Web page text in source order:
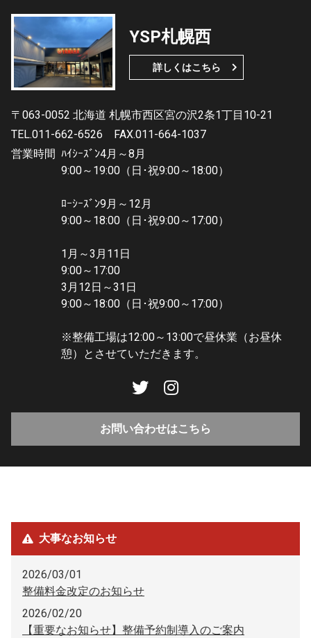
YSP札幌西
詳しくはこちら
〒063-0052 北海道 札幌市西区宮の沢2条1丁目10-21
TEL.011-662-6526
FAX.011-664-1037
営業時間 ﾊｲｼｰｽﾞﾝ4月～8月
9:00～19:00（日･祝9:00～18:00）
ﾛｰｼｰｽﾞﾝ9月～12月
9:00～18:00（日･祝9:00～17:00）
1月～3月11日
9:00～17:00
3月12日～31日
9:00～18:00（日･祝9:00～17:00）
※整備工場は12:00～13:00で昼休業（お昼休
憩）とさせていただきます。
お問い合わせはこちら
大事なお知らせ
2026/03/01
整備料金改定のお知らせ
2026/02/20
【重要なお知らせ】整備予約制導入のご案内